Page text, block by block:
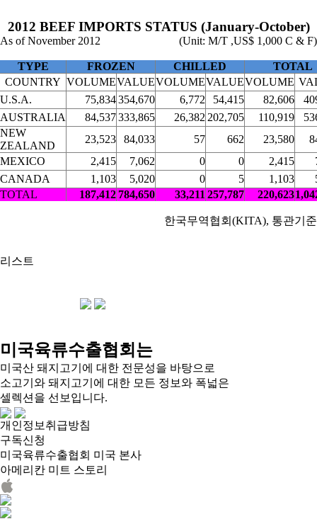
2012 BEEF IMPORTS STATUS (January-October)
As of November 2012 (Unit: M/T ,US$ 1,000 C & F)
TYPE FROZEN CHILLED
TOTAL
COUNTRY VOLUMEVALUEVOLUMEVALUEVOLUME
U.S.A.
75,834354,670 6,772 54,415 82,606
AUSTRALIA
84,537333,865 26,382 202,705 110,919
NEW
ZEALAND
23,523 84,033 57 662 23,580
MEXICO
2,415 7,062 0 0 2,415
CANADA
1,103 5,020 0 5 1,103
TOTAL
187,412 784,650 33,211 257,787 220,623
한국무역협회(KITA), 통관기준
리스트
미국육류수출협회는
미국산 돼지고기에 대한 전문성을 바탕으로
소고기와 돼지고기에 대한 모든 정보와 폭넓은
셀렉션을 선보입니다.
개인정보취급방침
구독신청
미국육류수출협회 미국 본사
아메리칸 미트 스토리